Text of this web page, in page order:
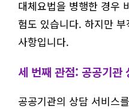
대체요법을 병행한 경우
험도 있습니다. 하지만
사항입니다.
세 번째 관점: 공공기관
공공기관의 상담 서비스